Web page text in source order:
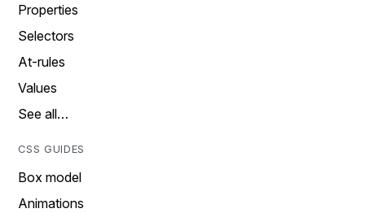
Properties
Selectors
At-rules
Values
See all…
CSS GUIDES
Box model
Animations